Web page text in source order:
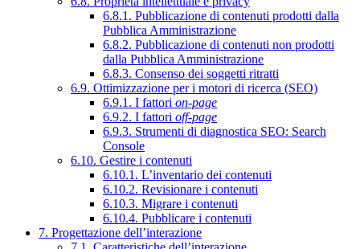
6.8.1. Pubblicazione di contenuti prodotti dalla
Pubblica Amministrazione
6.8.2. Pubblicazione di contenuti non prodotti
dalla Pubblica Amministrazione
6.8.3. Consenso dei soggetti ritratti
6.9. Ottimizzazione per i motori di ricerca (SEO)
6.9.1. I fattori on-page
6.9.2. I fattori off-page
6.9.3. Strumenti di diagnostica SEO: Search
Console
6.10. Gestire i contenuti
6.10.1. L’inventario dei contenuti
6.10.2. Revisionare i contenuti
6.10.3. Migrare i contenuti
6.10.4. Pubblicare i contenuti
7. Progettazione dell’interazione